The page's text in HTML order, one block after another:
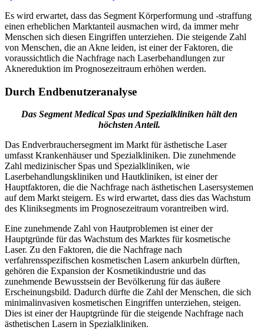
Es wird erwartet, dass das Segment Körperformung und -straffung
einen erheblichen Marktanteil ausmachen wird, da immer mehr
Menschen sich diesen Eingriffen unterziehen. Die steigende Zahl
von Menschen, die an Akne leiden, ist einer der Faktoren, die
voraussichtlich die Nachfrage nach Laserbehandlungen zur
Aknereduktion im Prognosezeitraum erhöhen werden.
Durch Endbenutzeranalyse
Das Segment Medical Spas und Spezialkliniken hält den
höchsten Anteil.
Das Endverbrauchersegment im Markt für ästhetische Laser
umfasst Krankenhäuser und Spezialkliniken. Die zunehmende
Zahl medizinischer Spas und Spezialkliniken, wie
Laserbehandlungskliniken und Hautkliniken, ist einer der
Hauptfaktoren, die die Nachfrage nach ästhetischen Lasersystemen
auf dem Markt steigern. Es wird erwartet, dass dies das Wachstum
des Kliniksegments im Prognosezeitraum vorantreiben wird.
Eine zunehmende Zahl von Hautproblemen ist einer der
Hauptgründe für das Wachstum des Marktes für kosmetische
Laser. Zu den Faktoren, die die Nachfrage nach
verfahrensspezifischen kosmetischen Lasern ankurbeln dürften,
gehören die Expansion der Kosmetikindustrie und das
zunehmende Bewusstsein der Bevölkerung für das äußere
Erscheinungsbild. Dadurch dürfte die Zahl der Menschen, die sich
minimalinvasiven kosmetischen Eingriffen unterziehen, steigen.
Dies ist einer der Hauptgründe für die steigende Nachfrage nach
ästhetischen Lasern in Spezialkliniken.